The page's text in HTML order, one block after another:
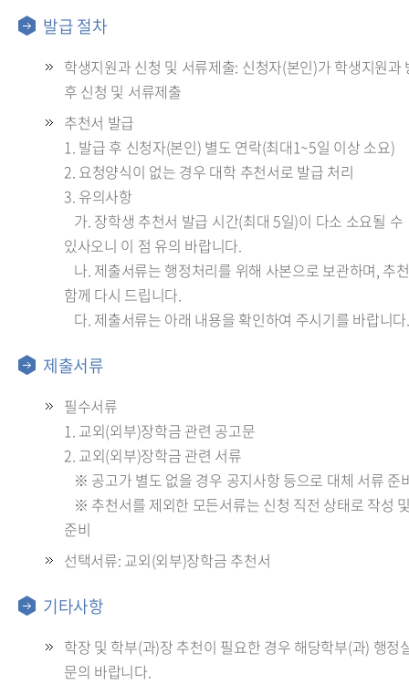
발급 절차
학생지원과 신청 및 서류제출: 신청자(본인)가 학생지원과
후 신청 및 서류제출
추천서 발급
1. 발급 후 신청자(본인) 별도 연락(최대1~5일 이상 소요)
2. 요청양식이 없는 경우 대학 추천서로 발급 처리
3. 유의사항
가. 장학생 추천서 발급 시간(최대 5일)이 다소 소요될 수
있사오니 이 점 유의 바랍니다.
나. 제출서류는 행정처리를 위해 사본으로 보관하며, 추
함께 다시 드립니다.
다. 제출서류는 아래 내용을 확인하여 주시기를 바랍니다.
제출서류
필수서류
1. 교외(외부)장학금 관련 공고문
2. 교외(외부)장학금 관련 서류
※ 공고가 별도 없을 경우 공지사항 등으로 대체 서류 준
※ 추천서를 제외한 모든서류는 신청 직전 상태로 작성
준비
선택서류: 교외(외부)장학금 추천서
기타사항
학장 및 학부(과)장 추천이 필요한 경우 해당학부(과) 행정
문의 바랍니다.